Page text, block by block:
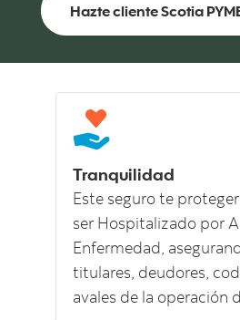
Hazte cliente Scotia
Tranquilidad
Este seguro te
ser Hospitalizado por
Enfermedad,
titulares, deudores,
avales de la operación